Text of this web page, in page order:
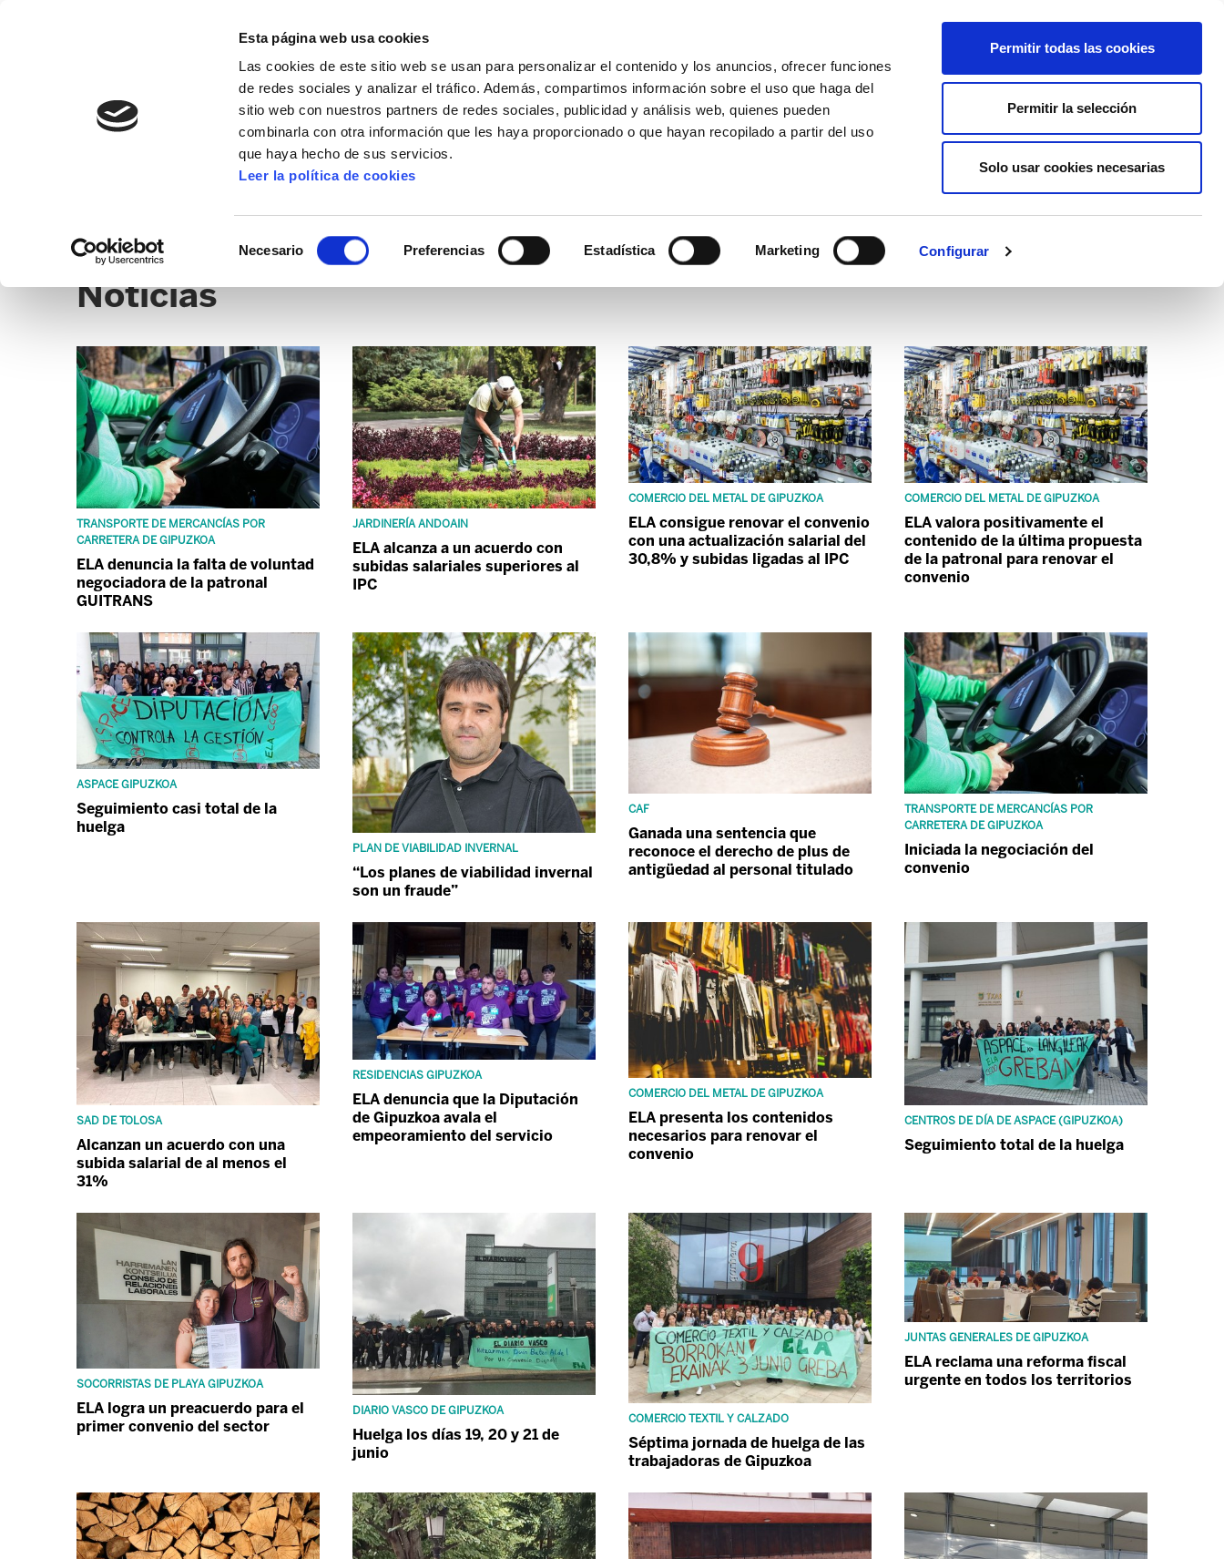
Esta página web usa cookies
Las cookies de este sitio web se usan para personalizar el contenido y los anuncios, ofrecer funciones
de redes sociales y analizar el tráfico. Además, compartimos información sobre el uso que haga del
sitio web con nuestros partners de redes sociales, publicidad y análisis web, quienes pueden
combinarla con otra información que les haya proporcionado o que hayan recopilado a partir del uso
que haya hecho de sus servicios.
Leer la política de cookies
Necesario Preferencias Estadística Marketing Configurar
Permitir todas las cookies
Permitir la selección
Solo usar cookies necesarias
AFÍLIATE
ORIA-GOIERRI
Noticias
TRANSPORTE DE MERCANCÍAS POR
CARRETERA DE GIPUZKOA
ELA denuncia la falta de voluntad
negociadora de la patronal
GUITRANS
JARDINERÍA ANDOAIN
ELA alcanza a un acuerdo con
subidas salariales superiores al
IPC
COMERCIO DEL METAL DE GIPUZKOA
ELA consigue renovar el convenio
con una actualización salarial del
30,8% y subidas ligadas al IPC
COMERCIO DEL METAL DE GIPUZKOA
ELA valora positivamente el
contenido de la última propuesta
de la patronal para renovar el
convenio
ASPACE GIPUZKOA
Seguimiento casi total de la
huelga
PLAN DE VIABILIDAD INVERNAL
“Los planes de viabilidad invernal
son un fraude”
CAF
Ganada una sentencia que
reconoce el derecho de plus de
antigüedad al personal titulado
TRANSPORTE DE MERCANCÍAS POR
CARRETERA DE GIPUZKOA
Iniciada la negociación del
convenio
SAD DE TOLOSA
Alcanzan un acuerdo con una
subida salarial de al menos el
31%
RESIDENCIAS GIPUZKOA
ELA denuncia que la Diputación
de Gipuzkoa avala el
empeoramiento del servicio
COMERCIO DEL METAL DE GIPUZKOA
ELA presenta los contenidos
necesarios para renovar el
convenio
CENTROS DE DÍA DE ASPACE (GIPUZKOA)
Seguimiento total de la huelga
SOCORRISTAS DE PLAYA GIPUZKOA
ELA logra un preacuerdo para el
primer convenio del sector
DIARIO VASCO DE GIPUZKOA
Huelga los días 19, 20 y 21 de
junio
COMERCIO TEXTIL Y CALZADO
Séptima jornada de huelga de las
trabajadoras de Gipuzkoa
JUNTAS GENERALES DE GIPUZKOA
ELA reclama una reforma fiscal
urgente en todos los territorios